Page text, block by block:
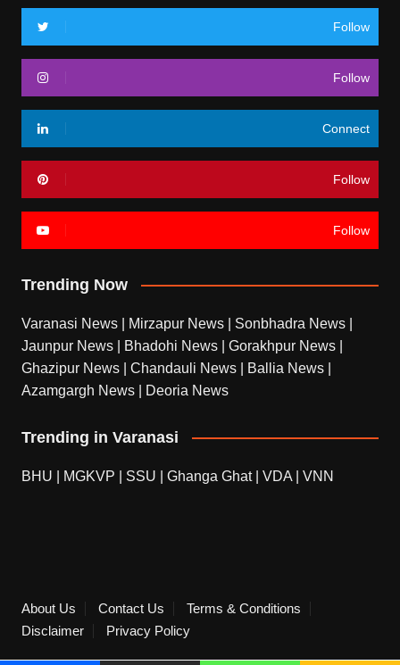
Follow
Follow
Connect
Follow
Follow
Trending Now
Varanasi News Mirzapur News Sonbhadra News
Jaunpur News
Bhadohi News Gorakhpur News
Ghazipur News
Chandauli News Ballia News
Azamgargh News
Deoria News
Trending in Varanasi
BHU MGKVP SSU Ghanga Ghat| VDA VNN
About Us Contact Us
Terms & Conditions
Disclaimer
Privacy Policy